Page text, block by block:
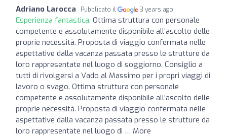
Adriano Larocca Pubblicato il 3 years ago
Esperienza fantastica: Ottima struttura con personale
competente e assolutamente disponibile all’ascolto delle
proprie necessità. Proposta di viaggio confermata nelle
aspettative dalla vacanza passata presso le strutture da
loro rappresentate nel luogo di soggiorno. Consiglio a
tutti di rivolgersi a Vado al Massimo per i propri viaggi di
lavoro o svago. Ottima struttura con personale
competente e assolutamente disponibile all’ascolto delle
proprie necessità. Proposta di viaggio confermata nelle
aspettative dalla vacanza passata presso le strutture da
loro rappresentate nel luogo di … More